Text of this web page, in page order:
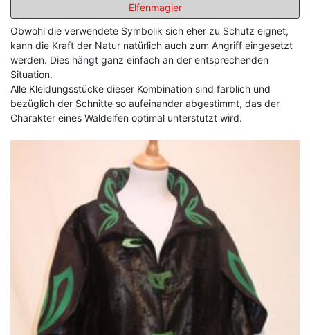
Elfenmagier
Obwohl die verwendete Symbolik sich eher zu Schutz eignet,
kann die Kraft der Natur natürlich auch zum Angriff eingesetzt
werden. Dies hängt ganz einfach an der entsprechenden
Situation.
Alle Kleidungsstücke dieser Kombination sind farblich und
bezüglich der Schnitte so aufeinander abgestimmt, das der
Charakter eines Waldelfen optimal unterstützt wird.